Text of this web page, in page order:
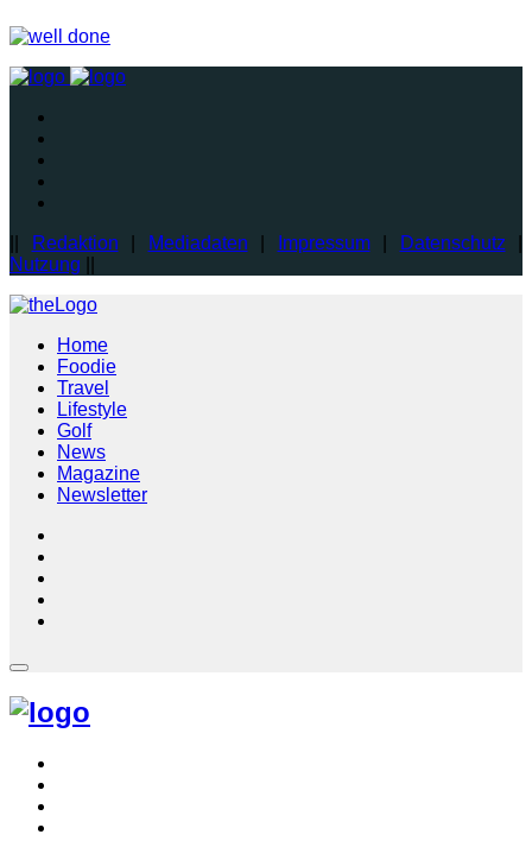
Redaktion Mediadaten Impressum| Datenschutz
Nutzung
Home
Foodie
Travel
Lifestyle
Golf
News
Magazine
Newsletter